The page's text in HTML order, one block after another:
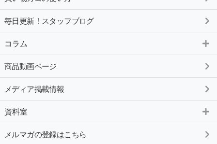
毎日更新！スタッフブログ
コラム
商品動画ページ
メディア掲載情報
資料室
メルマガの登録はこちら